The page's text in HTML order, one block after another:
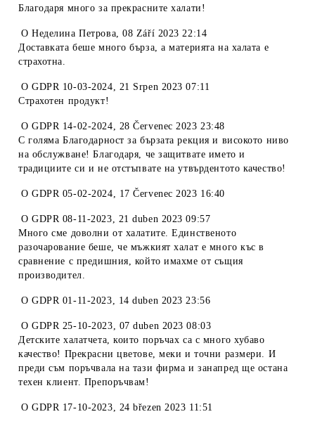
Благодаря много за прекрасните халати!
OНеделина Петрова,08 Září 2023 22:14
Доставката беше много бърза, а материята на халата е
страхотна.
OGDPR 10-03-2024, 21 Srpen 2023 07:11
Страхотен продукт!
OGDPR 14-02-2024, 28 Červenec 2023 23:48
С голяма Благодарност за бързата рекция и високото ниво
на обслужване! Благодаря, че защитвате името и
традициите си и не отстъпвате на утвърдентото качество!
OGDPR 05-02-2024, 17 Červenec 2023 16:40
OGDPR 08-11-2023, 21 duben 2023 09:57
Много сме доволни от халатите. Единственото
разочарование беше, че мъжкият халат е много къс в
сравнение с предишния, който имахме от същия
производител.
OGDPR 01-11-2023, 14 duben 2023 23:56
OGDPR 25-10-2023, 07 duben 2023 08:03
Детските халатчета, които поръчах са с много хубаво
качество! Прекрасни цветове, меки и точни размери. И
преди съм поръчвала на тази фирма и занапред ще остана
техен клиент. Препоръчвам!
OGDPR 17-10-2023, 24 březen 2023 11:51